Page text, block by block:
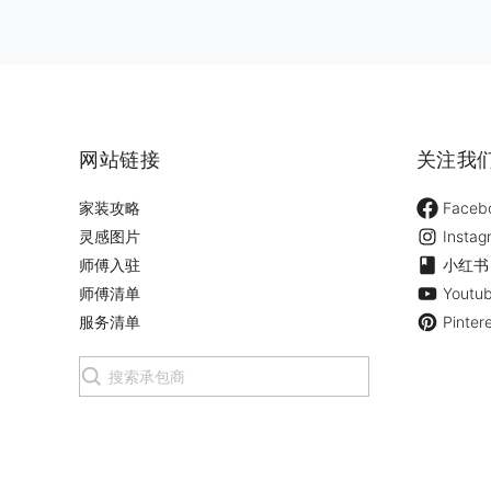
网站链接
家装攻略
灵感图片
师傅入驻
师傅清单
服务清单
关注我
小红书